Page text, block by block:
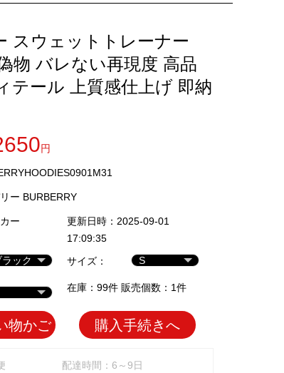
しなく。
スウェットトレーナー
物 バレない再現度 高品
テール 上質感仕上げ 即納
円
ー BURBERRY
ー
更新日時：2025-09-01
17:09:35
サイズ：
在庫：99件 販売個数：1件
物かご 購入手続きへ
配達時間：6～9日